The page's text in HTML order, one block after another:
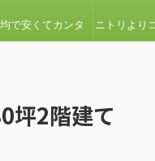
均で安くてカンタ
ターを作り方
ニトリより
坪2階建て